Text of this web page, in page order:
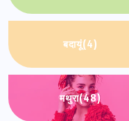
बदायूं(4)
मथुरा(48)